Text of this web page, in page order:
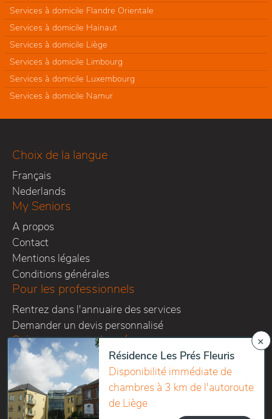
Services à domicile Flandre Orientale
Services à domicile Hainaut
Services à domicile Liège
Services à domicile Limbourg
Services à domicile Luxembourg
Services à domicile Namur
Choix de la langue
Français
Nederlands
My Seniors
A propos
Contact
Mentions légales
Conditions générales
Pour les professionnels
Rentrez dans l'annuaire des services
Demander un devis personnalisé
Suivez-nous sur les réseaux
Copyright 2016-2026 Home sweet homes SPRL - All right
×
Résidence Les Prés Fleuris
Disponibilité immédiate de
chambres à 3 km de l'autoroute
de Liège